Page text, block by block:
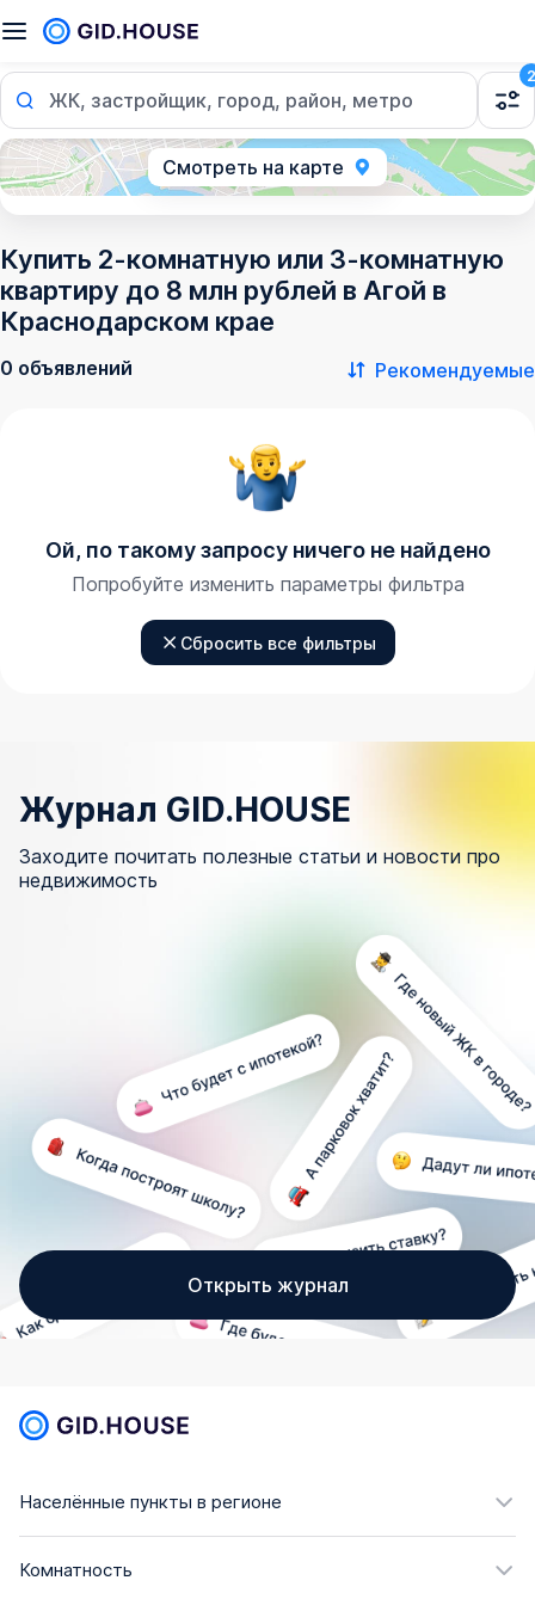
ЖК, застройщик, город, район, метро
2
Смотреть на карте
Купить 2-комнатную или 3-комнатную
квартиру до 8 млн рублей в Агой в
Краснодарском крае
0 объявлений Рекомендуемые
Ой, по такому запросу ничего не найдено
Попробуйте изменить параметры фильтра
Сбросить все фильтры
Журнал GID.HOUSE
Заходите почитать полезные статьи и новости про
недвижимость
Открыть журнал
Населённые пункты в регионе
Комнатность